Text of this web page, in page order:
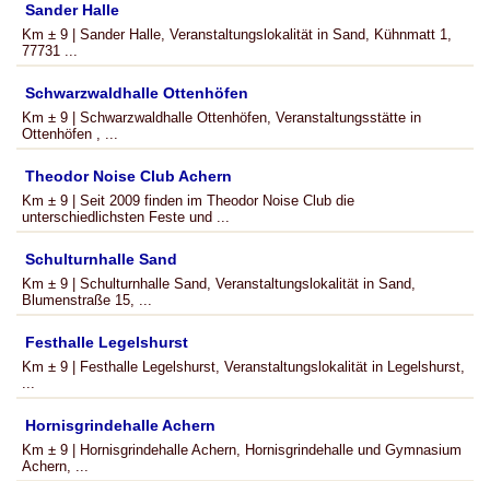
Sander Halle
Km ± 9 | Sander Halle, Veranstaltungslokalität in Sand, Kühnmatt 1,
77731 ...
Schwarzwaldhalle Ottenhöfen
Km ± 9 | Schwarzwaldhalle Ottenhöfen, Veranstaltungsstätte in
Ottenhöfen , ...
Theodor Noise Club Achern
Km ± 9 | Seit 2009 finden im Theodor Noise Club die
unterschiedlichsten Feste und ...
Schulturnhalle Sand
Km ± 9 | Schulturnhalle Sand, Veranstaltungslokalität in Sand,
Blumenstraße 15, ...
Festhalle Legelshurst
Km ± 9 | Festhalle Legelshurst, Veranstaltungslokalität in Legelshurst,
...
Hornisgrindehalle Achern
Km ± 9 | Hornisgrindehalle Achern, Hornisgrindehalle und Gymnasium
Achern, ...